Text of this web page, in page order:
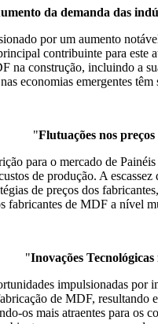
da demanda das
por um aumento
contribuinte para
construção, incluindo a
economias emergentes
"Flutuações nos
para o mercado de
de produção. A
de preços dos
fabricantes de MDF a nível
"Inovações
impulsionadas
de MDF,
os mais atraentes para